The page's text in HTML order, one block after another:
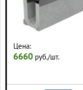
Цена:
6660 руб./шт.